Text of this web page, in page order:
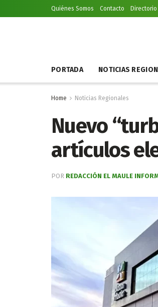
Quiénes Somos Contacto
PORTADA NOTICIAS
Home Noticias Regionales
Nuevo
artículos
POR REDACCIÓN EL MAULE